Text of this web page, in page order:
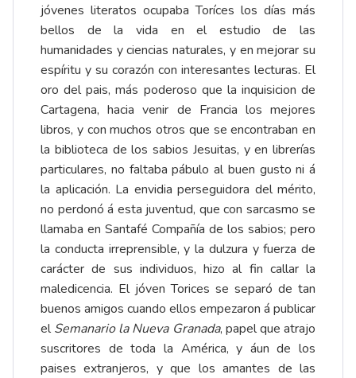
jóvenes literatos ocupaba Toríces los días más
bellos de la vida en el estudio de las
humanidades y ciencias naturales, y en mejorar su
espíritu y su corazón con interesantes lecturas. El
oro del pais, más poderoso que la inquisicion de
Cartagena, hacia venir de Francia los mejores
libros, y con muchos otros que se encontraban en
la biblioteca de los sabios Jesuitas, y en librerías
particulares, no faltaba pábulo al buen gusto ni á
la aplicación. La envidia perseguidora del mérito,
no perdonó á esta juventud, que con sarcasmo se
llamaba en Santafé Compañía de los sabios; pero
la conducta irreprensible, y la dulzura y fuerza de
carácter de sus individuos, hizo al fin callar la
maledicencia. El jóven Torices se separó de tan
buenos amigos cuando ellos empezaron á publicar
elSemanario la Nueva Granada, papel que atrajo
suscritores de toda la América, y áun de los
paises extranjeros, y que los amantes de las